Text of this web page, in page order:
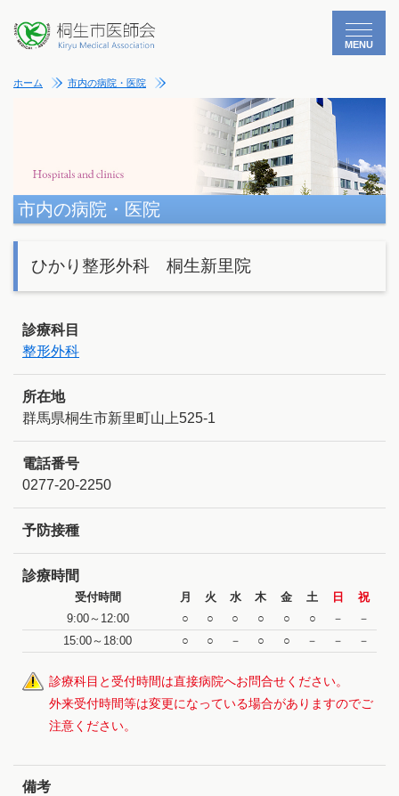
MENU
ホーム 市内の病院・医院
市内の病院・医院
ひかり整形外科 桐生新里院
診療科目
整形外科
所在地
群馬県桐生市新里町山上525-1
電話番号
0277-20-2250
予防接種
診療時間
受付時間 月 火 水 木 金 土 日
祝
9:00～12:00
○ ○ ○ ○ ○ ○ －
－
15:00～18:00
○ ○ － ○ ○ － － －
診療科目と受付時間は直接病院へお問合せください。
外来受付時間等は変更になっている場合がありますのでご
注意ください。
備考